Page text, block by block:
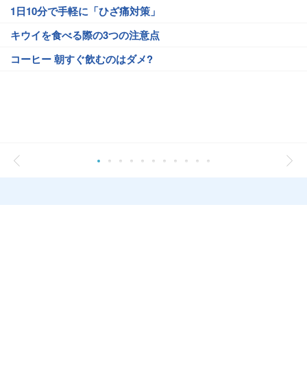
1日10分で手軽に「ひざ痛対策」
キウイを食べる際の3つの注意点
コーヒー 朝すぐ飲むのはダメ?